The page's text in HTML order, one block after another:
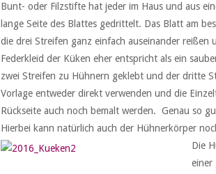
Bunt- oder Filzstifte hat jeder im Haus und aus
lange Seite des Blattes gedrittelt. Das Blatt am
die drei Streifen ganz einfach auseinander
Federkleid der Küken eher entspricht als ein
zwei Streifen zu Hühnern geklebt und der dritte
Vorlage entweder direkt verwenden und die
Rückseite auch noch bemalt werden. Genau so
Hierbei kann natürlich auch der Hühnerkörper
Die
einer